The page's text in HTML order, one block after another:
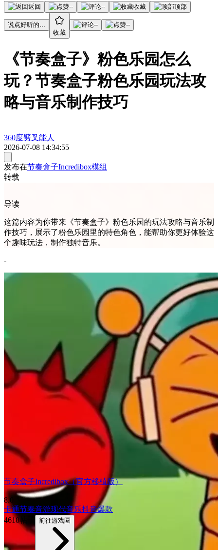
返回 -- -- 收藏 顶部
说点好听的...
收藏
-- --
《节奏盒子》粉色乐园怎么
玩？节奏盒子粉色乐园玩法攻
略与音乐制作技巧
360度劈叉能人
2026-07-08 14:34:55
发布在节奏盒子Incredibox模组
转载
导读
这篇内容为你带来《节奏盒子》粉色乐园的玩法攻略与音乐制
作技巧，展示了粉色乐园里的特色角色，能帮助你更好体验这
个趣味玩法，制作独特音乐。
-
节奏盒子Incredibox（官方移植版）
8.0
卡通节奏音游现代音乐抖音爆款
4618帖子
前往游戏圈